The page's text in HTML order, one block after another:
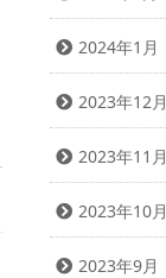
2024年1月
2023年12月
2023年11月
2023年10月
2023年9月